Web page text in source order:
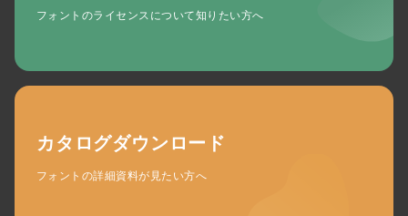
フォントのライセンスについて知りたい方へ
カタログダウンロード
フォントの詳細資料が見たい方へ